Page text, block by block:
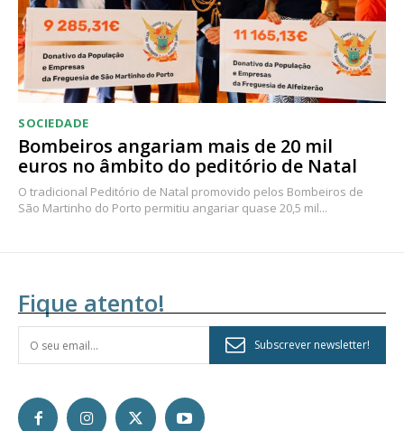
SOCIEDADE
Bombeiros angariam mais de 20 mil
euros no âmbito do peditório de Natal
O tradicional Peditório de Natal promovido pelos Bombeiros de
São Martinho do Porto permitiu angariar quase 20,5 mil...
Fique atento!
Subscrever newsletter!